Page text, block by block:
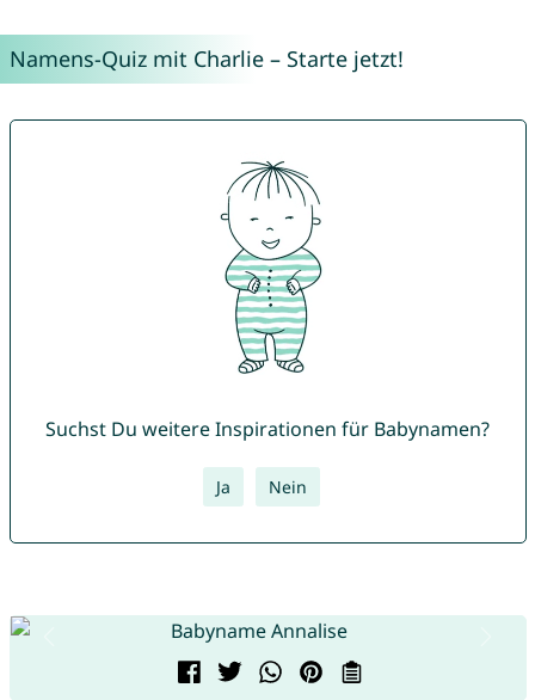
Namens-Quiz mit Charlie – Starte jetzt!
Suchst Du weitere Inspirationen für Babynamen?
Ja Nein